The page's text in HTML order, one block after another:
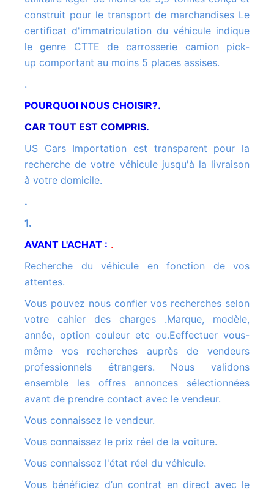
construit pour le transport de marchandises Le
certificat d'immatriculation du véhicule indique
le genre CTTE de carrosserie camion pick-
up comportant au moins 5 places assises.
.
POURQUOI NOUS CHOISIR?.
CAR TOUT EST COMPRIS.
US Cars Importation est transparent pour la
recherche de votre véhicule jusqu'à la livraison
à votre domicile.
.
1.
AVANT L'ACHAT : .
Recherche du véhicule en fonction de vos
attentes.
Vous pouvez nous confier vos recherches selon
votre cahier des charges .Marque, modèle,
année, option couleur etc ou.Eeffectuer vous-
même vos recherches auprès de vendeurs
professionnels étrangers. Nous validons
ensemble les offres annonces sélectionnées
avant de prendre contact avec le vendeur.
Vous connaissez le vendeur.
Vous connaissez le prix réel de la voiture.
Vous connaissez l'état réel du véhicule.
Vous bénéficiez d’un contrat en direct avec le